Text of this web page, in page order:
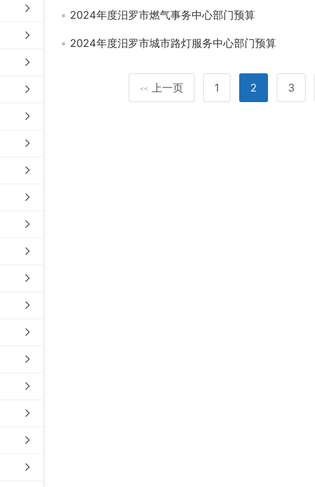
2024年度汨罗市燃气事务中心部门预算
2024年度汨罗市城市路灯服务中心部门预算
<< 上一页 1 2 3